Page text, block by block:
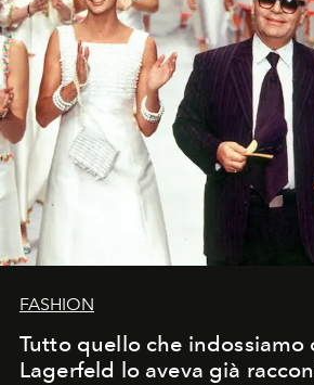
FASHION
Tutto quello che indossiamo
Lagerfeld lo aveva già